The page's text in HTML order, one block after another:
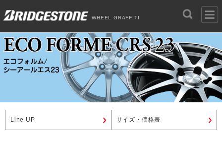
WHEEL GRAFFITI
Line UP サイズ・価格表